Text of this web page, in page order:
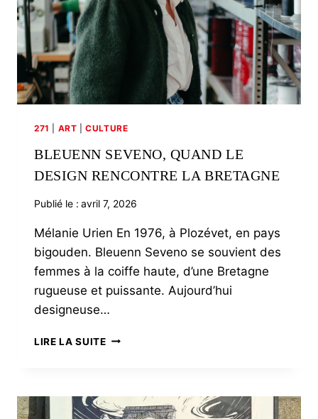
271 ART |CULTURE
BLEUENN SEVENO, QUAND LE
DESIGN RENCONTRE LA BRETAGNE
Publié le : avril 7, 2026
Mélanie Urien En 1976, à Plozévet, en pays
bigouden. Bleuenn Seveno se souvient des
femmes à la coiffe haute, d’une Bretagne
rugueuse et puissante. Aujourd’hui
designeuse…
LIRE LA SUITEBLEUENN
DESIGN
RENCONTRE